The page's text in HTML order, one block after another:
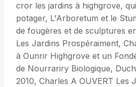
cror les jardins à highgrove,
potager, L'Arboretum et le
de fougères et de sculptures
Les Jardins Prospéraiment,
à Ounrir Highgrove et un
de Nourrariry Biologique,
2010, Charles A OUVERT Les